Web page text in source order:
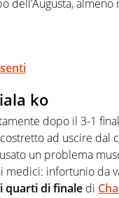
dell’Augusta,
ko
dopo il 3-1
ad uscire dal
un problema
infortunio da
quarti di finale di